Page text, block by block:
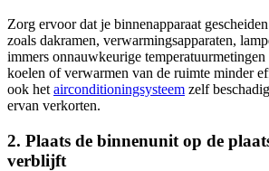
Zorg ervoor dat je binnenapparaat
zoals dakramen, verwarmingsapparaten,
immers onnauwkeurige
koelen of verwarmen van de ruimte minder
ook het airconditioningsysteem zelf
ervan verkorten.
2. Plaats de binnenunit op de
verblijft